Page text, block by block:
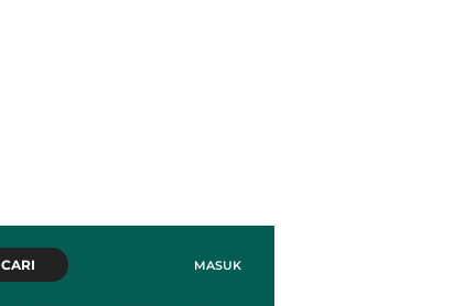
MASUK
CARI